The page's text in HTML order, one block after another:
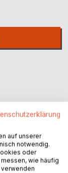
auf unserer
notwendig.
oder
wie häufig